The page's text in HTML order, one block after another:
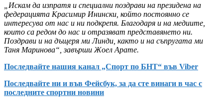
„Искам да изпратя и специални поздрави на президена на
федерацията Красимир Инински, който постоянно се
интересува от нас и ни подкрепя. Благодаря и на медиите,
които са редом до нас и отразяват представянето ни.
Поздрави и на дъщеря ми Линди, както и на съпругата ми
Таня Маринова“, завърши Жоел Арате.
Последвайте нашия канал „Спорт по БНТ“ във Viber
Последвайте ни и във Фейсбук, за да сте винаги в час с
последните спортни новини